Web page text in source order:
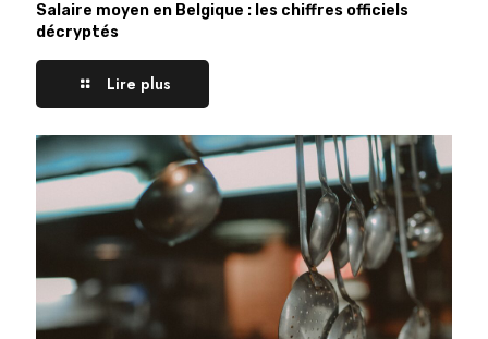
Salaire moyen en Belgique : les chiffres officiels
décryptés
Lire plus